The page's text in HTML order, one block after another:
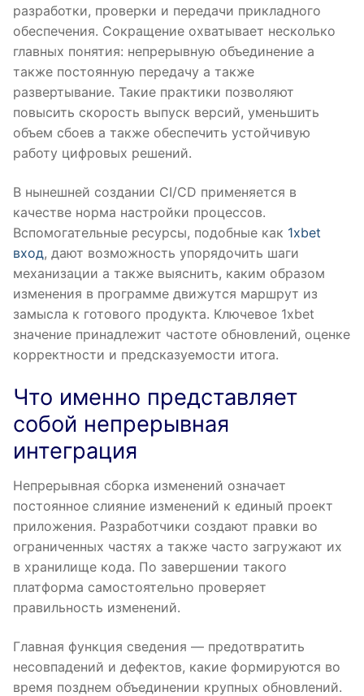
разработки, проверки и передачи прикладного
обеспечения. Сокращение охватывает несколько
главных понятия: непрерывную объединение а
также постоянную передачу а также
развертывание. Такие практики позволяют
повысить скорость выпуск версий, уменьшить
объем сбоев а также обеспечить устойчивую
работу цифровых решений.
В нынешней создании CI/CD применяется в
качестве норма настройки процессов.
Вспомогательные ресурсы, подобные как 1xbet
вход, дают возможность упорядочить шаги
механизации а также выяснить, каким образом
изменения в программе движутся маршрут из
замысла к готового продукта. Ключевое 1xbet
значение принадлежит частоте обновлений, оценке
корректности и предсказуемости итога.
Что именно представляет
собой непрерывная
интеграция
Непрерывная сборка изменений означает
постоянное слияние изменений к единый проект
приложения. Разработчики создают правки во
ограниченных частях а также часто загружают их
в хранилище кода. По завершении такого
платформа самостоятельно проверяет
правильность изменений.
Главная функция сведения — предотвратить
несовпадений и дефектов, какие формируются во
время позднем объединении крупных обновлений.